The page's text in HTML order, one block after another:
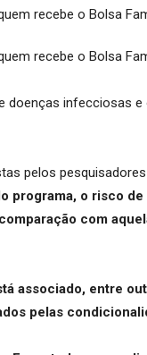
doenças infecciosas
pelos
programa, o risco
com
associado, entre
pelas